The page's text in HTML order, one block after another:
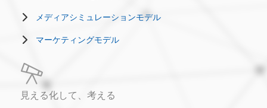
メディアシミュレーションモデル
マーケティングモデル
見える化して、考える